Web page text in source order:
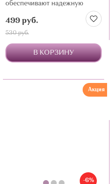
обеспечивают надежную
барьерную защиту и удобство
в работе
499 руб.
530 руб.
В КОРЗИНУ
-6%
Акция